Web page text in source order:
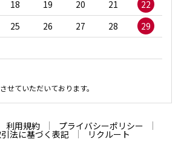
18 19 20 21
22
25 26 27 28
29
せていただいております。
利用規約 プライバシーポリシー
法に基づく表記 リクルート